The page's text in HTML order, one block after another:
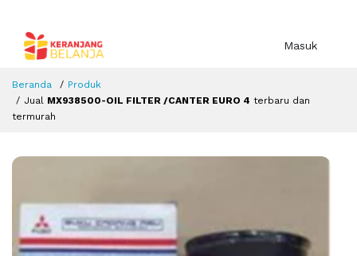
Masuk
Beranda
Produk
Jual MX938500-OIL FILTER /CANTER EURO 4 terbaru dan
termurah